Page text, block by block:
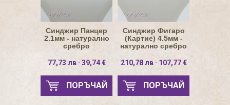
Синджир Панцер
2.1мм - натурално
сребро
77,73 лв · 39,74 €
ПОРЪЧАЙ
Синджир Фигаро
(Картие) 4.5мм -
натурално сребро
210,78 лв · 107,77 €
ПОРЪЧАЙ